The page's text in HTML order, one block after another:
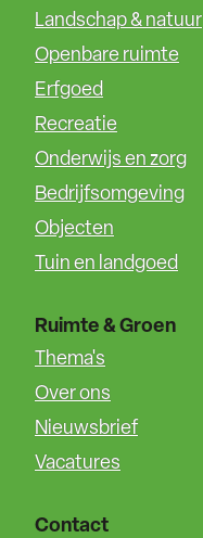
Landschap & natuur
Openbare ruimte
Erfgoed
Recreatie
Onderwijs en zorg
Bedrijfsomgeving
Objecten
Tuin en landgoed
Ruimte & Groen
Thema's
Over ons
Nieuwsbrief
Vacatures
Contact